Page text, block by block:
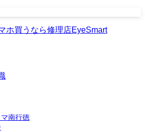
ホ買うなら修理店EyeSmart
南行徳